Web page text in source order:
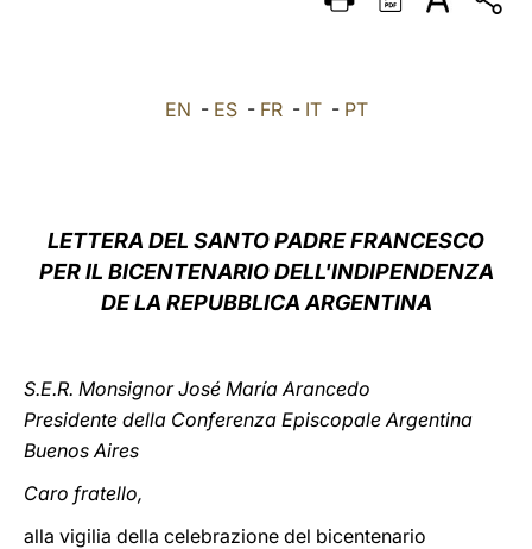
DEUTSCH
EN - ES- FR- IT- PT
LETTERA DEL SANTO PADRE FRANCESCO
PER IL BICENTENARIO DELL'INDIPENDENZA
DE LA REPUBBLICA ARGENTINA
S.E.R. Monsignor José María Arancedo
Presidente della Conferenza Episcopale Argentina
Buenos Aires
Caro fratello,
alla vigilia della celebrazione del bicentenario